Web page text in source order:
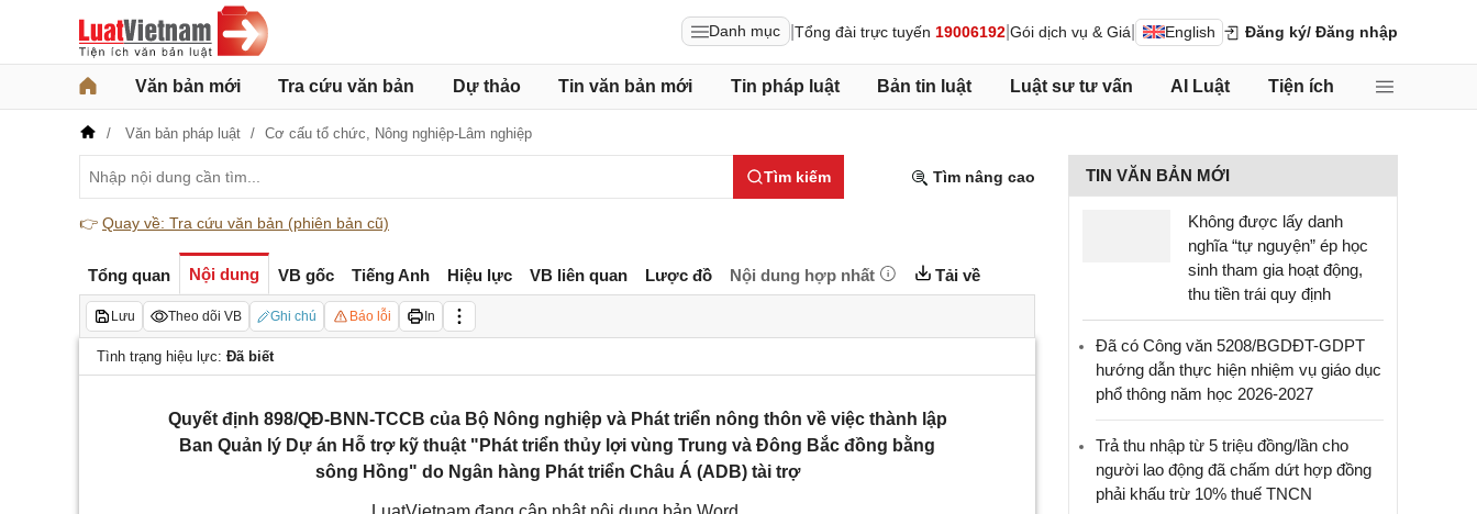
Danh mục Tổng đài trực tuyến 19006192 Gói dịch vụ & Giá English Đăng ký/ Đăng nhập
Văn bản mới Tra cứu văn bản Dự thảo Tin văn bản mới Tin pháp luật Bản tin luật Luật sư tư vấn AI Luật Tiện ích
Văn bản pháp luật Cơ cấu tổ chức, Nông nghiệp-Lâm nghiệp
Tìm kiếm Tìm nâng cao
👉 Quay về: Tra cứu văn bản (phiên bản cũ)
Tổng quan Nội dung VB gốc Tiếng Anh Hiệu lực VB liên quan Lược đồ Nội dung hợp nhất Tải về
Lưu Theo dõi VB Ghi chú Báo lỗi In
Tình trạng hiệu lực: Đã biết
Quyết định 898/QĐ-BNN-TCCB của Bộ Nông nghiệp và Phát triển nông thôn về việc thành lập
Ban Quản lý Dự án Hỗ trợ kỹ thuật "Phát triển thủy lợi vùng Trung và Đông Bắc đồng bằng
sông Hồng" do Ngân hàng Phát triển Châu Á (ADB) tài trợ
TIN VĂN BẢN MỚI
Không được lấy danh
nghĩa “tự nguyện” ép học
sinh tham gia hoạt động,
thu tiền trái quy định
Đã có Công văn 5208/BGDĐT-GDPT
hướng dẫn thực hiện nhiệm vụ giáo dục
phổ thông năm học 2026-2027
Trả thu nhập từ 5 triệu đồng/lần cho
người lao động đã chấm dứt hợp đồng
phải khấu trừ 10% thuế TNCN